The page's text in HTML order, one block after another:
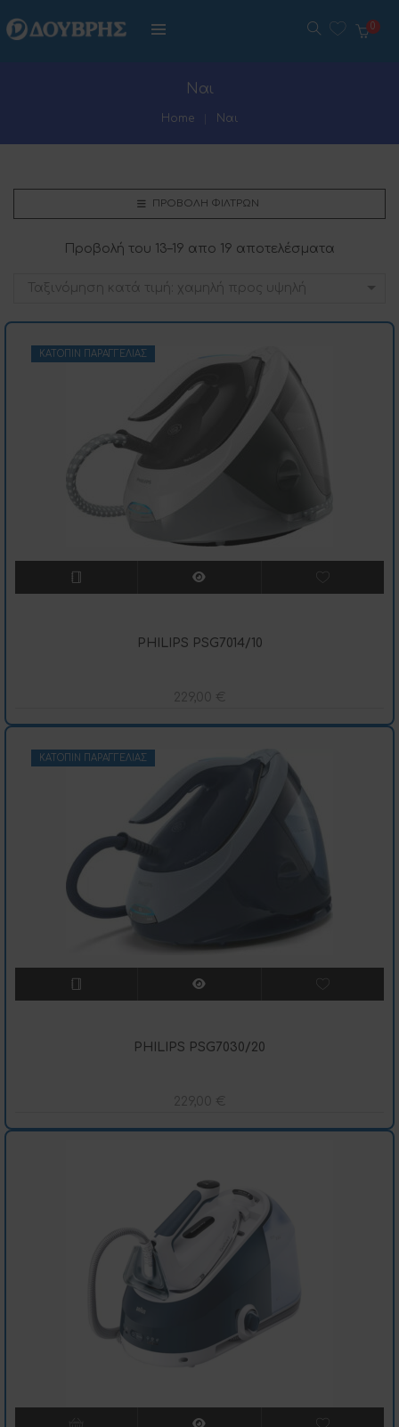
Ναι
Home Ναι
ΠΡΟΒΟΛΉ ΦΊΛΤΡΩΝ
Προβολή του 13–19 απο 19 αποτελέσματα
Ταξινόμηση κατά τιμή: χαμηλή προς υψηλή
ΚΑΤΌΠΙΝ ΠΑΡΑΓΓΕΛΊΑΣ
PHILIPS PSG7014/10
229,00 €
ΚΑΤΌΠΙΝ ΠΑΡΑΓΓΕΛΊΑΣ
PHILIPS PSG7030/20
229,00 €